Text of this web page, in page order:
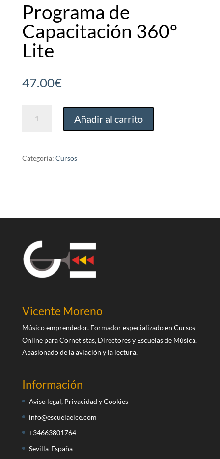
Programa de
Capacitación 360º
Lite
47.00€
360º
Añadir al carrito
Categoría: Cursos
Vicente Moreno
Músico emprendedor. Formador especializado en Cursos
Online para Cornetistas, Directores y Escuelas de Música.
Apasionado de la aviación y la lectura.
Información
Aviso legal, Privacidad y Cookies
info@escuelaeice.com
+34663801764
Sevilla-España